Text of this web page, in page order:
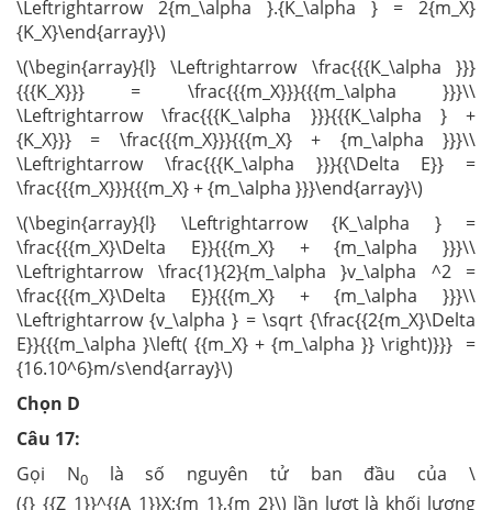
\Leftrightarrow 2{m_\alpha }.{K_\alpha } = 2{m_X}
{K_X}\end{array}\)
\(\begin{array}{l} \Leftrightarrow \frac{{{K_\alpha }}}
{{{K_X}}} = \frac{{{m_X}}}{{{m_\alpha }}}\\
\Leftrightarrow \frac{{{K_\alpha }}}{{{K_\alpha } +
{K_X}}} = \frac{{{m_X}}}{{{m_X} + {m_\alpha }}}\\
\Leftrightarrow \frac{{{K_\alpha }}}{{\Delta E}} =
\frac{{{m_X}}}{{{m_X} + {m_\alpha }}}\end{array}\)
\(\begin{array}{l} \Leftrightarrow {K_\alpha } =
\frac{{{m_X}\Delta E}}{{{m_X} + {m_\alpha }}}\\
\Leftrightarrow \frac{1}{2}{m_\alpha }v_\alpha ^2 =
\frac{{{m_X}\Delta E}}{{{m_X} + {m_\alpha }}}\\
\Leftrightarrow {v_\alpha } = \sqrt {\frac{{2{m_X}\Delta
E}}{{{m_\alpha }\left( {{m_X} + {m_\alpha }} \right)}}} =
{16.10^6}m/s\end{array}\)
Chọn D
Câu 17:
Gọi N0là số nguyên tử ban đầu của \
({}_{{Z_1}}^{{A_1}}X;{m_1},{m_2}\) lần lượt là khối lượng